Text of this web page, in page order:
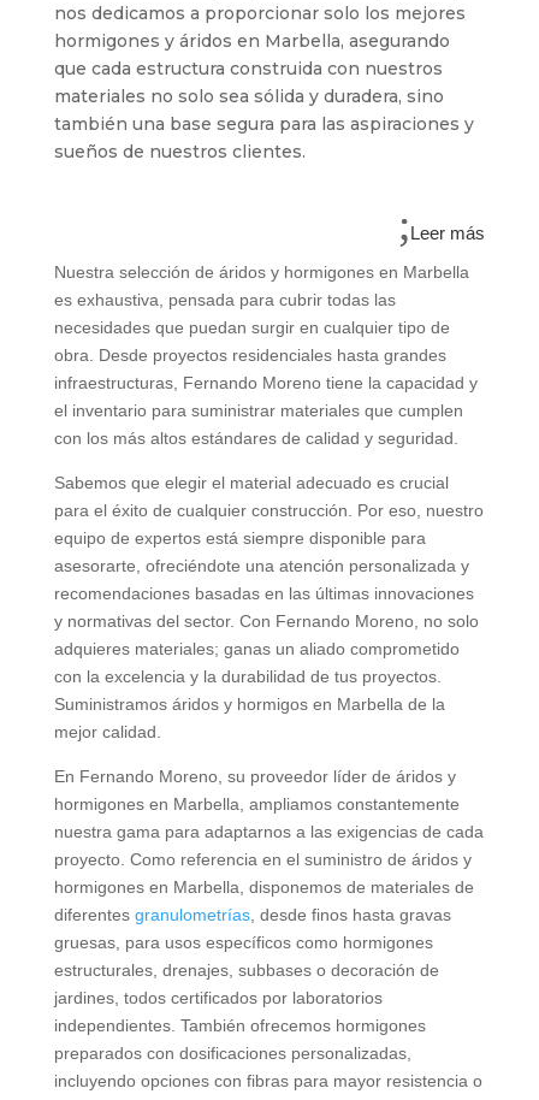
nos dedicamos a proporcionar solo los mejores
hormigones y áridos en Marbella, asegurando
que cada estructura construida con nuestros
materiales no solo sea sólida y duradera, sino
también una base segura para las aspiraciones y
sueños de nuestros clientes.
Leer más
Nuestra selección de áridos y hormigones en Marbella
es exhaustiva, pensada para cubrir todas las
necesidades que puedan surgir en cualquier tipo de
obra. Desde proyectos residenciales hasta grandes
infraestructuras, Fernando Moreno tiene la capacidad y
el inventario para suministrar materiales que cumplen
con los más altos estándares de calidad y seguridad.
Sabemos que elegir el material adecuado es crucial
para el éxito de cualquier construcción. Por eso, nuestro
equipo de expertos está siempre disponible para
asesorarte, ofreciéndote una atención personalizada y
recomendaciones basadas en las últimas innovaciones
y normativas del sector. Con Fernando Moreno, no solo
adquieres materiales; ganas un aliado comprometido
con la excelencia y la durabilidad de tus proyectos.
Suministramos áridos y hormigos en Marbella de la
mejor calidad.
En Fernando Moreno, su proveedor líder de áridos y
hormigones en Marbella, ampliamos constantemente
nuestra gama para adaptarnos a las exigencias de cada
proyecto. Como referencia en el suministro de áridos y
hormigones en Marbella, disponemos de materiales de
diferentes granulometrías, desde finos hasta gravas
gruesas, para usos específicos como hormigones
estructurales, drenajes, subbases o decoración de
jardines, todos certificados por laboratorios
independientes. También ofrecemos hormigones
preparados con dosificaciones personalizadas,
incluyendo opciones con fibras para mayor resistencia o